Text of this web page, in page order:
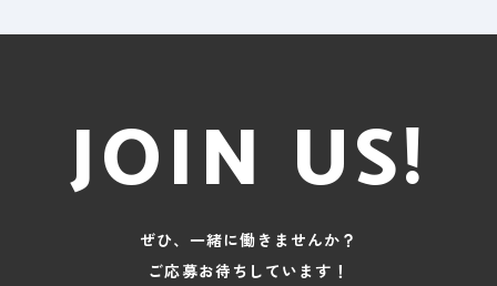
JOIN US!
ぜひ、一緒に働きませんか？
ご応募お待ちしています！